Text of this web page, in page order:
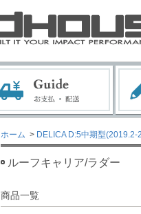
ホーム > DELICA D:5中期型(2019.2-
ルーフキャリア/ラダー
商品一覧